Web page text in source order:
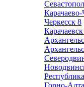
Карачаево-
Черкесск 8
Карачаевск
Горно-